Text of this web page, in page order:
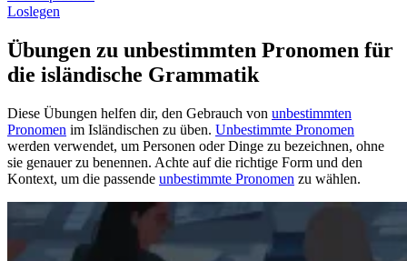
Loslegen
Übungen zu unbestimmten Pronomen für
die isländische Grammatik
Diese Übungen helfen dir, den Gebrauch von unbestimmten
Pronomen im Isländischen zu üben. Unbestimmte Pronomen
werden verwendet, um Personen oder Dinge zu bezeichnen, ohne
sie genauer zu benennen. Achte auf die richtige Form und den
Kontext, um die passende unbestimmte Pronomen zu wählen.